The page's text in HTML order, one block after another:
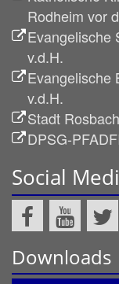
Rodheim vor
Evangelische
v.d.H.
Evangelische
v.d.H.
Stadt
DPSG-
Social
Downloads